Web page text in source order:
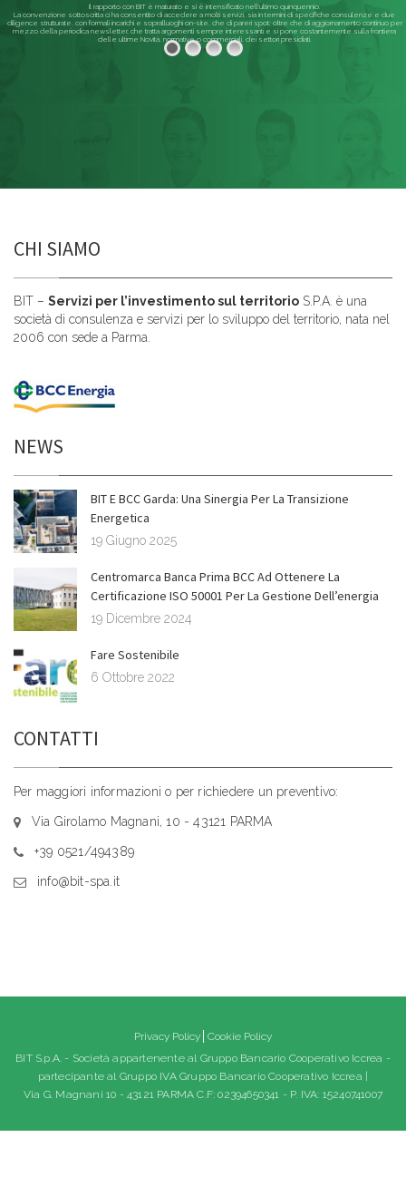
Il rapporto con BIT è maturato e si è intensificato nell'ultimo quinquennio.
La convenzione sottoscritta ci ha consentito di accedere a molti servizi, sia in termini di specifiche consulenze e due
diligence strutturate, con formali incarichi e sopralluoghi on-site, che di pareri spot; oltre che di aggiornamento continuo per
mezzo della periodica newsletter, che tratta argomenti sempre interessanti e si pone costantemente sulla frontiera
delle ultime Novità, normative o commerciali, dei settori presidiati.
Leggi di più
CHI SIAMO
BIT – Servizi per l’investimento sul territorio S.P.A. è una
società di consulenza e servizi per lo sviluppo del territorio, nata nel
2006 con sede a Parma.
NEWS
BIT E BCC Garda: Una Sinergia Per La Transizione
Energetica
19 Giugno 2025
Centromarca Banca Prima BCC Ad Ottenere La
Certificazione ISO 50001 Per La Gestione Dell’energia
19 Dicembre 2024
Fare Sostenibile
6 Ottobre 2022
CONTATTI
Per maggiori informazioni o per richiedere un preventivo:
Via Girolamo Magnani, 10 - 43121 PARMA
+39 0521/494389
info@bit-spa.it
Privacy Policy Cookie Policy
BIT S.p.A. - Società appartenente al Gruppo Bancario Cooperativo Iccrea -
partecipante al Gruppo IVA Gruppo Bancario Cooperativo Iccrea |
Via G. Magnani 10 - 43121 PARMA C.F: 02394650341 - P. IVA: 15240741007